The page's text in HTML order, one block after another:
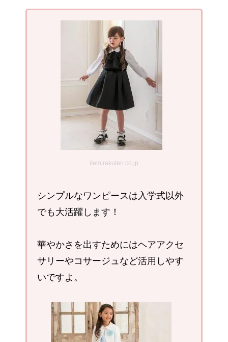
item.rakuten.co.jp
シンプルなワンピースは入学式以外
でも大活躍します！
華やかさを出すためにはヘアアクセ
サリーやコサージュなど活用しやす
いですよ。